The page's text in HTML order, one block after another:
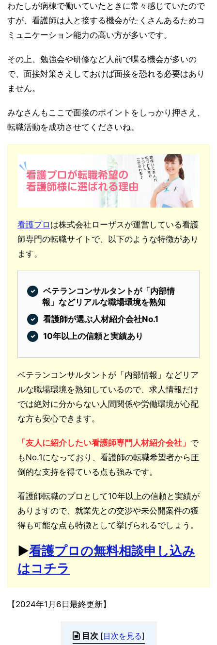
わたしが病棟で働いていたときに常々感じていたので
すが、看護師は人と接する機会がたくさんあるためコ
ミュニケーション能力の高い方が多いです。
その上、勉強会や研修など人前で喋る機会が多いの
で、面接対策さえしておけば面接を恐れる必要はあり
ません。
みなさんもここで面接のポイントをしっかり押さえ、
転職活動を成功させてくださいね。
看護プロ は株式会社ローザスが運営している看護
師専門の転職サイトで、以下のような特徴があり
ます。
ベテランコンサルタントが「内部情
報」などリアルな職場環境を熟知
看護師が選ぶ人材紹介会社No.1
10年以上の信頼と実績あり
ベテランコンサルタントが「内部情報」などリア
ルな職場環境を熟知しているので、求人情報だけ
では絶対に分からない人間関係や労働環境が心配
な方も安心できます。
「友人に紹介したい看護師専門人材紹介会社」 で
もNo.1になっており、看護師の転職希望者から圧
倒的な支持を得ている点も強みです。
看護師転職のプロとして10年以上の信頼と実績が
ありますので、就業先との交渉や未公開案件の獲
得も可能な点も特徴として挙げられるでしょう。
▶︎看護プロの無料相談申し込み
はコチラ
【2024年1月6日最終更新】
目次 [目次を見る]